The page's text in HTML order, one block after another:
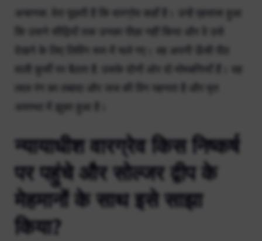
अचानक, वेरा पूछती है कि वारग्रेव कहाँ है। उन्हें एहसास हुआ
कि उसने सीढ़ियों तक उनका पीछा नहीं किया और वे उसे
देखने के लिए लिविंग रूम में चले गए। वह अपनी ऊँची पीठ
वाली कुर्सी पर बैठता है, उसके दोनों ओर दो मोमबत्तियाँ हैं। वह
लाल रंग का लबादा और जज की विग पहनता है और मृत
अवस्था में झुका हुआ है।
न्यायाधीश वारग्रेव किस निष्कर्ष
पर पहुंचे और सोल्जर द्वीप के
मेहमानों के साथ इसे साझा
किया?